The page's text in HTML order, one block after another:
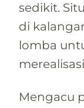
sedikit.
di
lomba
Mengacu